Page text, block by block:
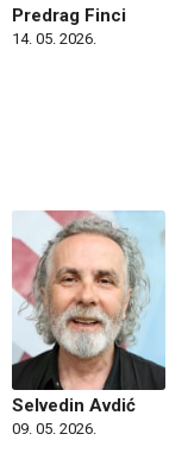
Predrag Finci
14. 05. 2026.
Selvedin Avdić
09. 05. 2026.